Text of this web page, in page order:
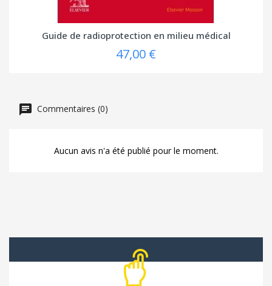
Guide de radioprotection en milieu médical
47,00 €
Commentaires (0)
Aucun avis n'a été publié pour le moment.